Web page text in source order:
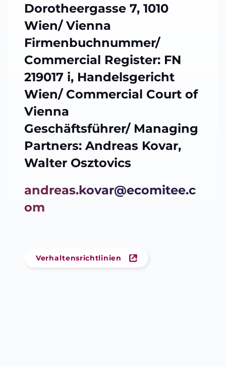
Dorotheergasse 7, 1010
Wien/ Vienna
Firmenbuchnummer/
Commercial Register: FN
219017 i, Handelsgericht
Wien/ Commercial Court of
Vienna
Geschäftsführer/ Managing
Partners: Andreas Kovar,
Walter Osztovics
andreas.kovar@ecomitee.c
om
Verhaltensrichtlinien